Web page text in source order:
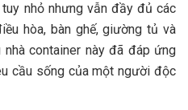
nhỏ nhưng vẫn đầy đủ các
hòa, bàn ghế, giường tủ và
container này đã đáp ứng
cầu sống của một người độc